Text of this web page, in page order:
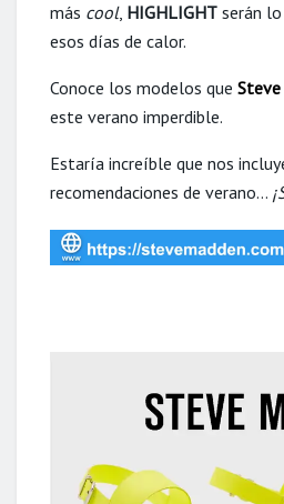
más cool, HIGHLIGHT serán
esos días de calor.
Conoce los modelos que
este verano imperdible.
Estaría increíble que nos
recomendaciones de verano…